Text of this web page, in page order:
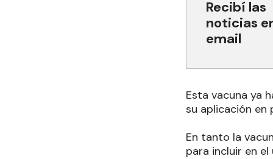
Recibí las
noticias
email
Esta vacuna ya
su aplicación en
En tanto la
para incluir en